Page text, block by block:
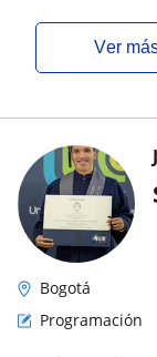
ver
Bogotá
Programación